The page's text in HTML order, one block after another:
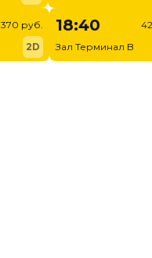
370 руб.
2D
18:40
Зал Терминал B